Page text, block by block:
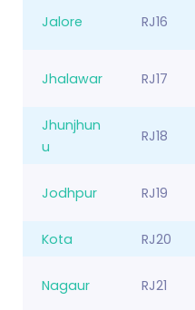
Jalore RJ16
Jhalawar RJ17
Jhunjhun
u
RJ18
Jodhpur RJ19
Kota RJ20
Nagaur RJ21